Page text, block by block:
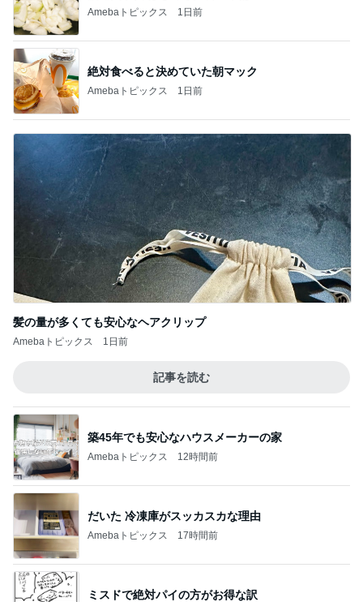
Amebaトピックス 1日前
絶対食べると決めていた朝マック
Amebaトピックス 1日前
髪の量が多くても安心なヘアクリップ
Amebaトピックス 1日前
記事を読む
築45年でも安心なハウスメーカーの家
Amebaトピックス 12時間前
だいた 冷凍庫がスッカスカな理由
Amebaトピックス 17時間前
ミスドで絶対パイの方がお得な訳